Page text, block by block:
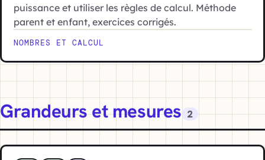
puissance et utiliser les règles de calcul. Méthode
parent et enfant, exercices corrigés.
NOMBRES ET CALCUL
Grandeurs et mesures 2